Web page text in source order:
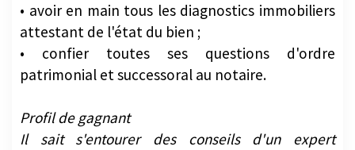
• avoir en main tous les diagnostics immobiliers
attestant de l'état du bien ;
• confier toutes ses questions d'ordre
patrimonial et successoral au notaire.
Profil de gagnant
Il sait s'entourer des conseils d'un expert